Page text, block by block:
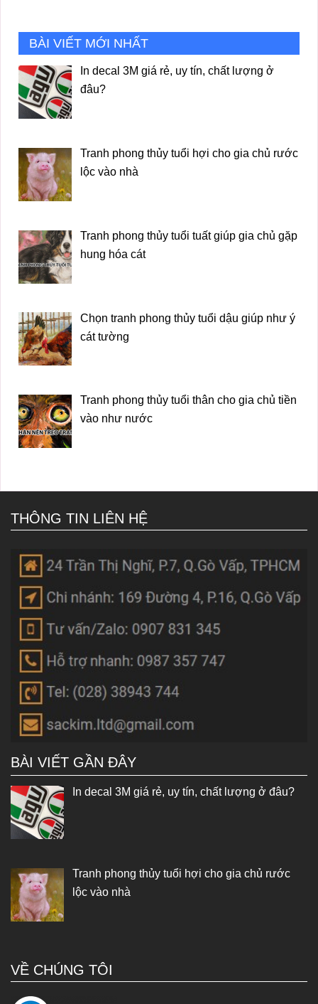
BÀI VIẾT MỚI NHẤT
In decal 3M giá rẻ, uy tín, chất lượng ở
đâu?
Tranh phong thủy tuổi hợi cho gia chủ rước
lộc vào nhà
Tranh phong thủy tuổi tuất giúp gia chủ gặp
hung hóa cát
Chọn tranh phong thủy tuổi dậu giúp như ý
cát tường
Tranh phong thủy tuổi thân cho gia chủ tiền
vào như nước
THÔNG TIN LIÊN HỆ
BÀI VIẾT GẦN ĐÂY
In decal 3M giá rẻ, uy tín, chất lượng ở đâu?
Tranh phong thủy tuổi hợi cho gia chủ rước
lộc vào nhà
VỀ CHÚNG TÔI